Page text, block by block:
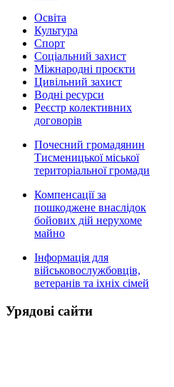
Освіта
Культура
Спорт
Соціальний захист
Міжнародні проєкти
Цивільний захист
Водні ресурси
Реєстр колективних
договорів
Почесний громадянин
Тисменицької міської
територіальної громади
Компенсації за
пошкоджене внаслідок
бойових дій нерухоме
майно
Інформація для
військовослужбовців,
ветеранів та іхніх сімей
Урядові сайти